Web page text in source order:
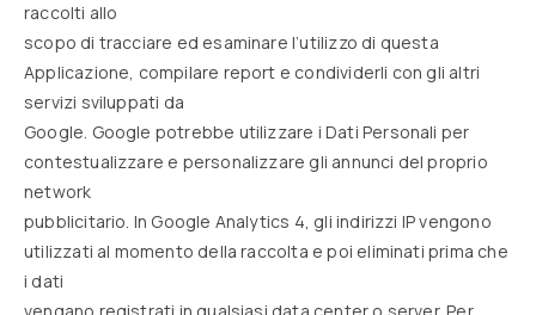
raccolti allo
scopo di tracciare ed esaminare l’utilizzo di questa
Applicazione, compilare report e condividerli con gli altri
servizi sviluppati da
Google. Google potrebbe utilizzare i Dati Personali per
contestualizzare e personalizzare gli annunci del proprio
network
pubblicitario. In Google Analytics 4, gli indirizzi IP vengono
utilizzati al momento della raccolta e poi eliminati prima che
i dati